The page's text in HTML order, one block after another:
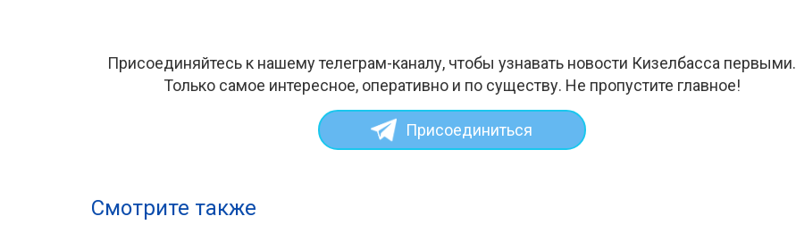
Присоединяйтесь к нашему телеграм-каналу, чтобы узнавать новости Кизелбасса первыми.
Только самое интересное, оперативно и по существу. Не пропустите главное!
Присоединиться
Смотрите также